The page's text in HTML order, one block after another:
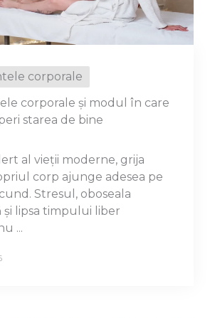
corporale
corporale și modul în care
starea de bine
al vieții moderne, grija
corp ajunge adesea pe
Stresul, oboseala
lipsa timpului liber
...